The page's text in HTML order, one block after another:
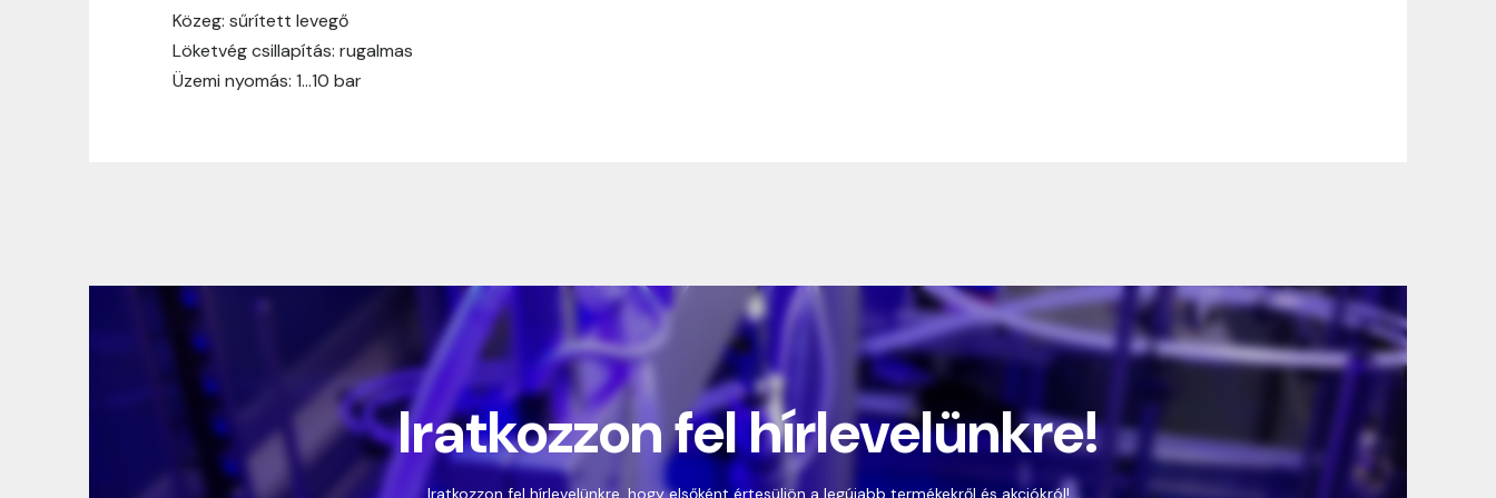
Közeg: sűrített levegő
Löketvég csillapítás: rugalmas
Üzemi nyomás: 1…10 bar
Iratkozzon fel hírlevelünkre!
Iratkozzon fel hírlevelünkre, hogy elsőként értesüljön a legújabb termékekről és akciókról!